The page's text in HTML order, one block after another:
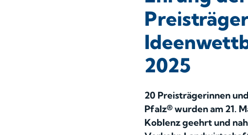
2025
20 Preisträgerinnen
Pfalz® wurden am 21.
Koblenz geehrt und